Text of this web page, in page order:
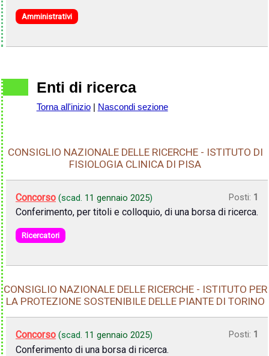
Amministrativi
Enti di ricerca
Torna all'inizio| Nascondi sezione
CONSIGLIO NAZIONALE DELLE RICERCHE - ISTITUTO DI
FISIOLOGIA CLINICA DI PISA
Concorso (scad. 11 gennaio 2025) Posti: 1
Conferimento, per titoli e colloquio, di una borsa di ricerca.
Ricercatori
CONSIGLIO NAZIONALE DELLE RICERCHE - ISTITUTO PER
LA PROTEZIONE SOSTENIBILE DELLE PIANTE DI TORINO
Concorso (scad. 11 gennaio 2025) Posti: 1
Conferimento di una borsa di ricerca.